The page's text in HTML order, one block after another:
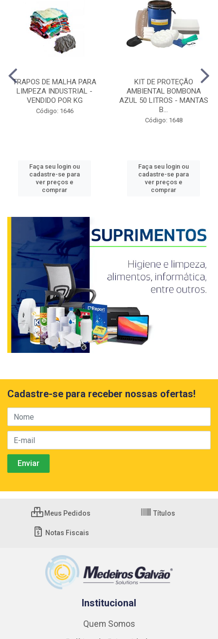
TRAPOS DE MALHA PARA
LIMPEZA INDUSTRIAL -
VENDIDO POR KG
Código: 1646
Faça seu login ou
cadastre-se para
ver preços e
comprar
KIT DE PROTEÇÃO
AMBIENTAL BOMBONA
AZUL 50 LITROS - MANTAS
B...
Código: 1648
Faça seu login ou
cadastre-se para
ver preços e
comprar
Cadastre-se para receber nossas ofertas!
Meus Pedidos Títulos
Notas Fiscais
Institucional
Quem Somos